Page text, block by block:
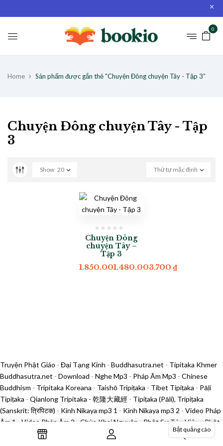
0
Home Sản phẩm được gắn thẻ “Chuyện Đông chuyện Tây - Tập 3”
Chuyện Đông chuyện Tây - Tập
3
Thứ tự mặc định
Show 20
Chuyện Đông
chuyện Tây –
Tập 3
1.850.001.480.003.700₫
Bật quảng cáo
Truyện Phật Giáo - Đại Tạng Kinh - Buddhasutra.net - Tipitaka Khmer
Buddhasutra.net - Download - Nghe Mp3 - Pháp Âm Mp3 - Chinese
Buddhism - Tripitaka Koreana - Taishō Tripiṭaka - Tibet Tipiṭaka - Pāḷi
Tipiṭaka - Qianlong Tripitaka - 乾隆大藏經 - Tipiṭaka (Pāli), Tripiṭaka
(Sanskrit: त्रिपिटक) - Kinh Nikaya mp3 1 - Kinh Nikaya mp3 2 - Video Pháp
Âm 1
Video Pháp Âm 2 Chùa Khai Nguyên Phật Sự Tản Viên-Phật
-In Kinh Sách Tản Viên -Tìm mua sách in